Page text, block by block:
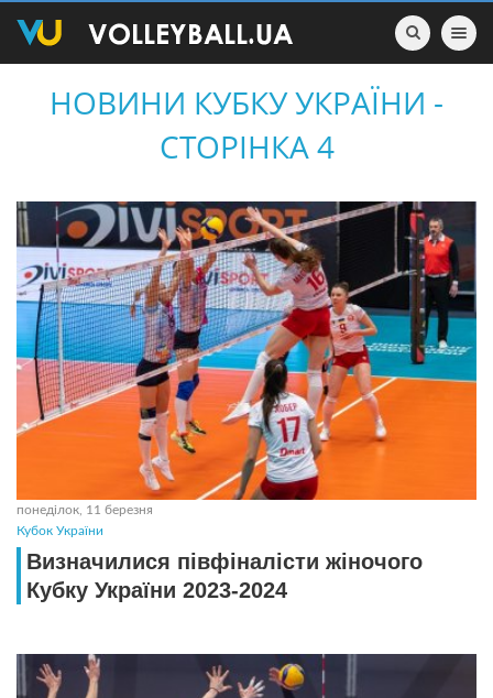
Toggle
НОВИНИ КУБКУ УКРАЇНИ -
СТОРІНКА 4
понеділок, 11 березня
Кубок України
Визначилися півфіналісти жіночого
Кубку України 2023-2024